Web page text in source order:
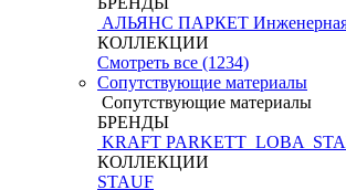
АЛЬЯНС ПАРКЕТ Инженерная
КОЛЛЕКЦИИ
Смотреть все (1234)
Сопутствующие материалы
Сопутствующие материалы
БРЕНДЫ
KRAFT PARKETT LOBA
КОЛЛЕКЦИИ
STAUF